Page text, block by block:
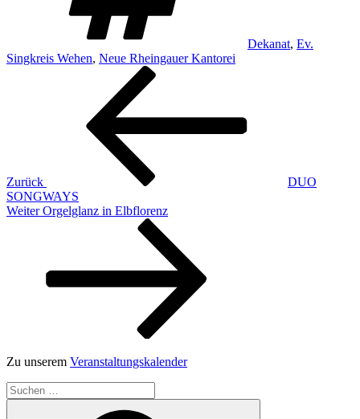
Dekanat, Ev.
Singkreis Wehen, Neue Rheingauer Kantorei
Beitragsnavigation
Zurück
DUO
SONGWAYS
Nächster
Weiter Orgelglanz in Elbflorenz
Zu unserem Veranstaltungskalender
Suchen
nach: